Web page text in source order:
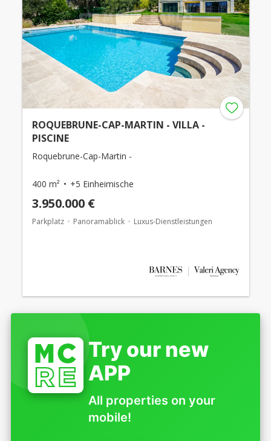
ROQUEBRUNE-CAP-MARTIN - VILLA -
PISCINE
Roquebrune-Cap-Martin -
400 m² +5 Einheimische
3.950.000 €
Parkplatz Panoramablick Luxus-Dienstleistungen
Try our new
APP
All properties on your
mobile!